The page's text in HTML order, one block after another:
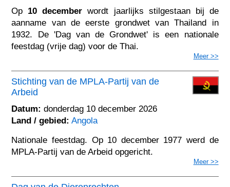
Op 10 december wordt jaarlijks stilgestaan bij de
aanname van de eerste grondwet van Thailand in
1932. De 'Dag van de Grondwet' is een nationale
feestdag (vrije dag) voor de Thai.
Meer >>
Stichting van de MPLA-Partij van de
Arbeid
Datum: donderdag 10 december 2026
Land / gebied: Angola
Nationale feestdag. Op 10 december 1977 werd de
MPLA-Partij van de Arbeid opgericht.
Meer >>